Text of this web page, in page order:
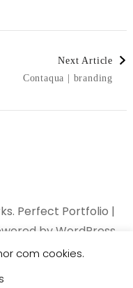
Next Article
Contaqua | branding
. Perfect Portfolio |
byWordPress
com cookies.